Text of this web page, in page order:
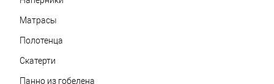
Матрасы
Полотенца
Скатерти
Панно из гобелена